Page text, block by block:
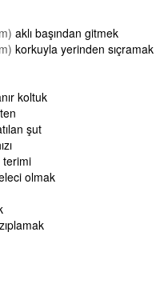
aklı başından gitmek
korkuyla yerinden sıçramak
koltuk
şut
olmak